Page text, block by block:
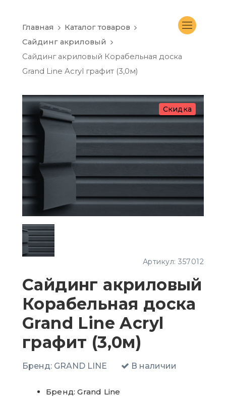
Главная
Каталог товаров
Сайдинг акриловый
Сайдинг акриловый Корабельная доска
Grand Line Acryl графит (3,0м)
Скидка
Артикул: 357012
Сайдинг акриловый
Корабельная доска
Grand Line Acryl
графит (3,0м)
Бренд: GRAND LINE В наличии
Бренд: Grand Line